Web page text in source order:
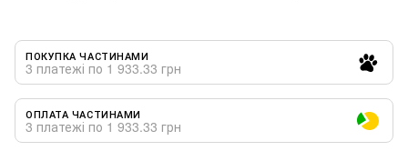
ПОКУПКА ЧАСТИНАМИ
3 платежі по 1 933.33 грн
ОПЛАТА ЧАСТИНАМИ
3 платежі по 1 933.33 грн